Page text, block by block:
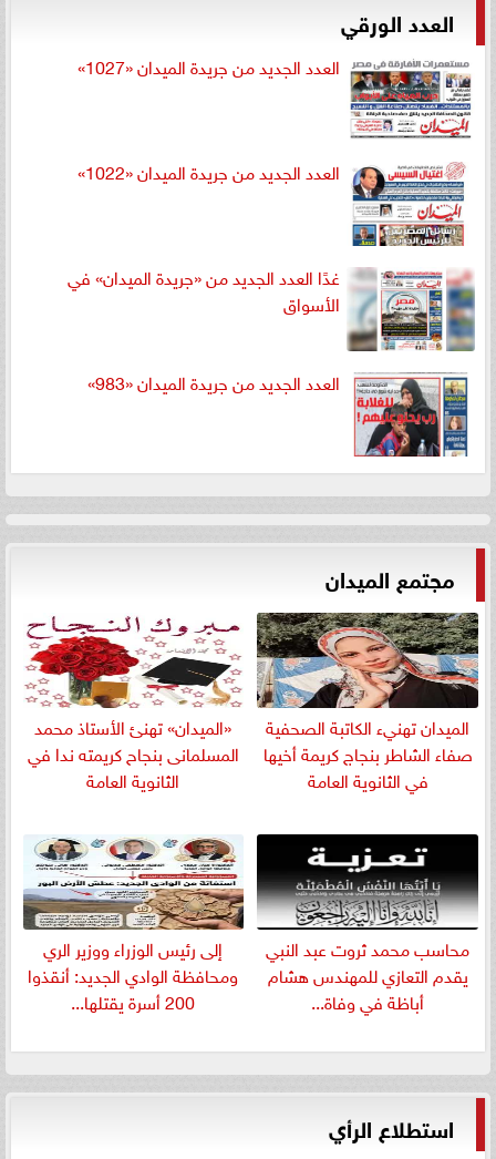
العدد الورقي
العدد الجديد من جريدة الميدان «1027»
العدد الجديد من جريدة الميدان «1022»
غدًا العدد الجديد من «جريدة الميدان» في
الأسواق
العدد الجديد من جريدة الميدان «983»
مجتمع الميدان
الميدان تهنيء الكاتبة الصحفية
صفاء الشاطر بنجاج كريمة أخيها
في الثانوية العامة
«الميدان» تهنئ الأستاذ محمد
المسلمانى بنجاح كريمته ندا في
الثانوية العامة
​محاسب محمد ثروت عبد النبي
يقدم التعازي للمهندس هشام
أباظة في وفاة...
إلى رئيس الوزراء ووزير الري
ومحافظة الوادي الجديد: أنقذوا
200 أسرة يقتلها...
استطلاع الرأي